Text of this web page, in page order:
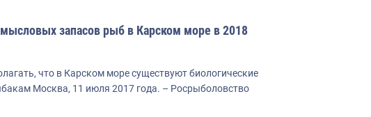
запасов рыб в Карском море в 2018
что в Карском море существуют биологические
Москва, 11 июля 2017 года. – Росрыболовство